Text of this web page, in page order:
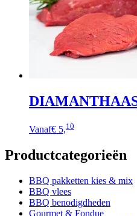
gekozen
worden
op
de
productpagina
Vanaf€ 5,10
meerdere
Deze
kan
gekozen
Productcategorieën
BBQ pakketten kies & mix
BBQ vlees
BBQ benodigdheden
Gourmet & Fondue